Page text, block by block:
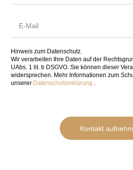
Hinweis zum Datenschutz.
Wir verarbeiten Ihre Daten auf der
UAbs. 1 lit. b DSGVO. Sie können dieser
widersprechen. Mehr Informationen zum
unserer Datenschutzerklärung .
Kontakt